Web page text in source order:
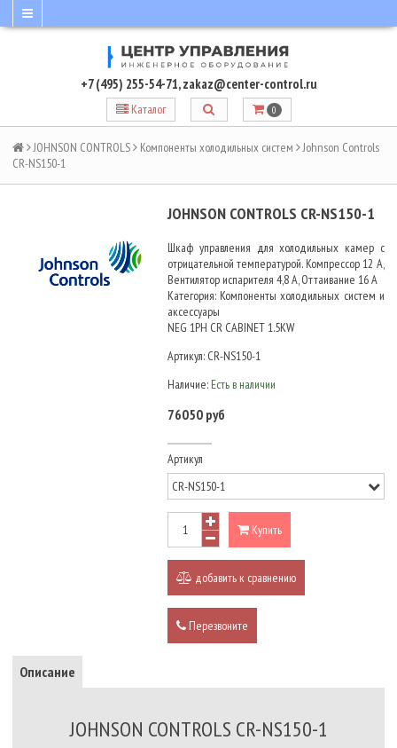
+7 (495) 255-54-71,zakaz@center-control.ru
Каталог 0
JOHNSON CONTROLS Компоненты холодильных систем
Johnson Controls
CR-NS150-1
JOHNSON CONTROLS CR-NS150-1
Шкаф управления для холодильных камер с
отрицательной температурой. Компрессор 12 А,
Вентилятор испарителя 4,8 А, Оттаивание 16 А
Категория: Компоненты холодильных систем и
аксессуары
NEG 1PH CR CABINET 1.5KW
Артикул: CR-NS150-1
Наличие: Есть в наличии
76050 руб
Артикул
Купить
добавить к сравнению
Перезвоните
Описание
JOHNSON CONTROLS CR-NS150-1